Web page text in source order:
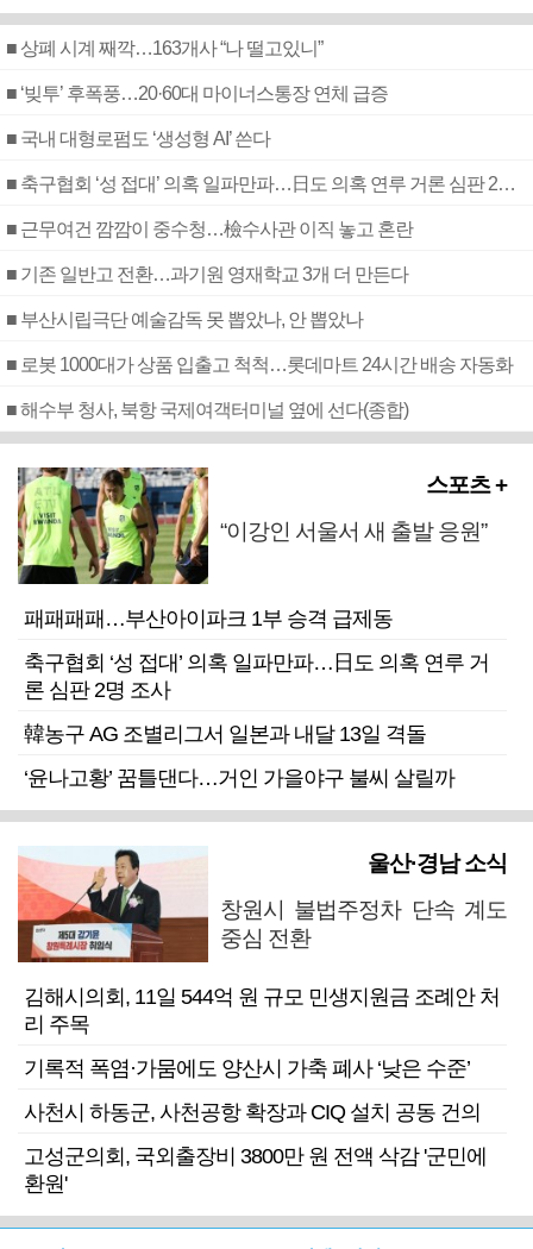
■ 상폐 시계 째깍…163개사 “나 떨고있니”
■ ‘빚투’ 후폭풍…20·60대 마이너스통장 연체 급증
■ 국내 대형로펌도 ‘생성형 AI’ 쓴다
■ 축구협회 ‘성 접대’ 의혹 일파만파…日도 의혹 연루 거론 심판 2명 조사
■ 근무여건 깜깜이 중수청…檢수사관 이직 놓고 혼란
■ 기존 일반고 전환…과기원 영재학교 3개 더 만든다
■ 부산시립극단 예술감독 못 뽑았나, 안 뽑았나
■ 로봇 1000대가 상품 입출고 척척…롯데마트 24시간 배송 자동화
■ 해수부 청사, 북항 국제여객터미널 옆에 선다(종합)
스포츠 +
“이강인 서울서 새 출발 응원”
패패패패…부산아이파크 1부 승격 급제동
축구협회 ‘성 접대’ 의혹 일파만파…日도 의혹 연루 거
론 심판 2명 조사
韓농구 AG 조별리그서 일본과 내달 13일 격돌
‘윤나고황’ 꿈틀댄다…거인 가을야구 불씨 살릴까
울산·경남 소식
창원시 불법주정차 단속 계도
중심 전환
김해시의회, 11일 544억 원 규모 민생지원금 조례안 처
리 주목
기록적 폭염·가뭄에도 양산시 가축 폐사 ‘낮은 수준’
사천시 하동군, 사천공항 확장과 CIQ 설치 공동 건의
고성군의회, 국외출장비 3800만 원 전액 삭감 '군민에
환원'